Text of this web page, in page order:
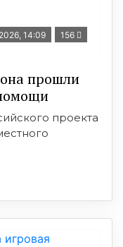
14:09 156
прошли
проекта